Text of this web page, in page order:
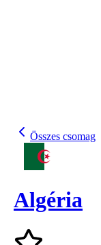
Összes csomag
Algéria